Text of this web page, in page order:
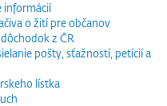
informácií
o žití pre občanov
z ČR
pošty, sťažností, petícií a
lístka